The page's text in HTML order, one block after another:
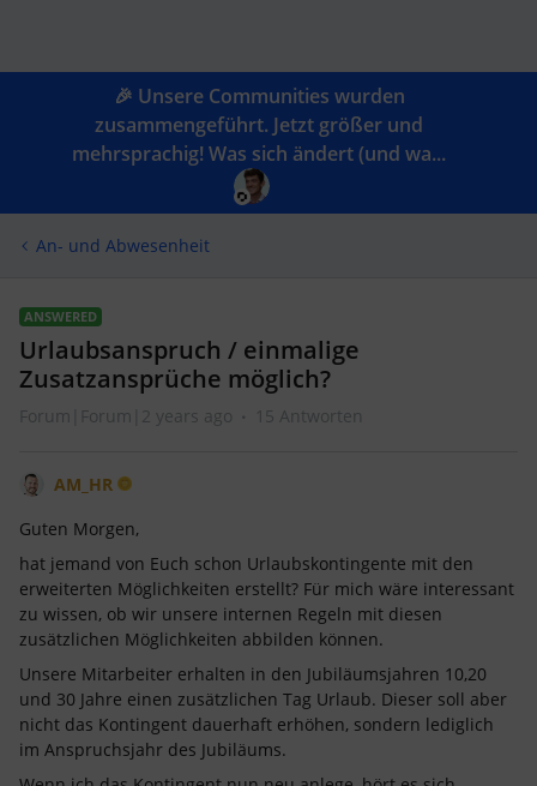
🎉 Unsere Communities wurden
zusammengeführt. Jetzt größer und
mehrsprachig! Was sich ändert (und wa...
An- und Abwesenheit
ANSWERED
Urlaubsanspruch / einmalige
Zusatzansprüche möglich?
Forum|Forum|2 years ago 15 Antworten
AM_HR
Guten Morgen,
hat jemand von Euch schon Urlaubskontingente mit den
erweiterten Möglichkeiten erstellt? Für mich wäre interessant
zu wissen, ob wir unsere internen Regeln mit diesen
zusätzlichen Möglichkeiten abbilden können.
Unsere Mitarbeiter erhalten in den Jubiläumsjahren 10,20
und 30 Jahre einen zusätzlichen Tag Urlaub. Dieser soll aber
nicht das Kontingent dauerhaft erhöhen, sondern lediglich
im Anspruchsjahr des Jubiläums.